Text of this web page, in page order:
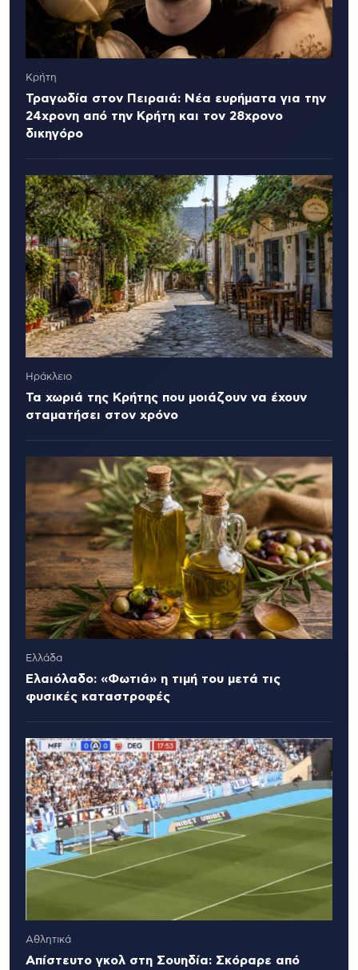
Κρήτη
Τραγωδία στον Πειραιά: Νέα ευρήματα για την
24χρονη από την Κρήτη και τον 28χρονο
δικηγόρο
Ηράκλειο
Τα χωριά της Κρήτης που μοιάζουν να έχουν
σταματήσει στον χρόνο
Ελλάδα
Ελαιόλαδο: «Φωτιά» η τιμή του μετά τις
φυσικές καταστροφές
Αθλητικά
Απίστευτο γκολ στη Σουηδία: Σκόραρε από